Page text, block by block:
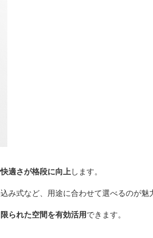
適さが格段に向上します。
み式など、用途に合わせて選べるのが魅
限られた空間を有効活用できます。